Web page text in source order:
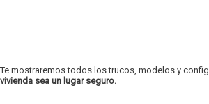
Te mostraremos todos los trucos, modelos y
vivienda sea un lugar seguro.